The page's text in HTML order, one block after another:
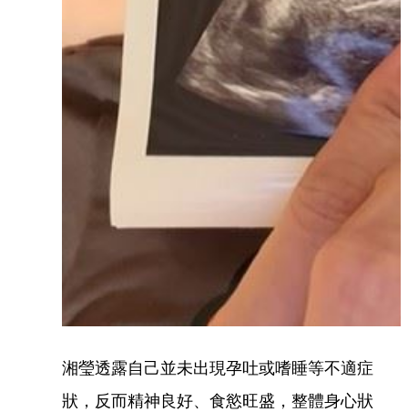
湘瑩透露自己並未出現孕吐或嗜睡等不適症
狀，反而精神良好、食慾旺盛，整體身心狀